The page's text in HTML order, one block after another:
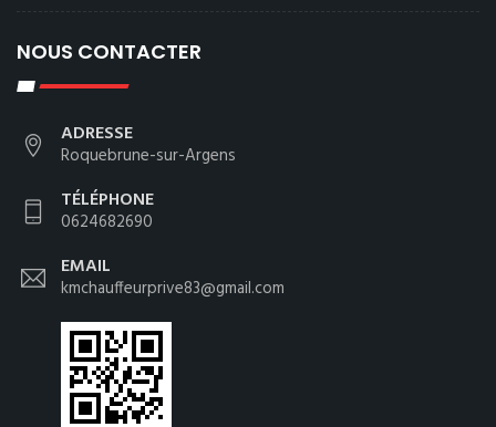
NOUS CONTACTER
ADRESSE
Roquebrune-sur-Argens
TÉLÉPHONE
0624682690
EMAIL
kmchauffeurprive83@gmail.com